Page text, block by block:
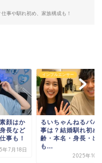
事や馴れ初め、家族構成も！
顔はか
長など
事も！
年7月18日
インフルエンサー
るいちゃんねるパパ
事は？結婚馴れ初め
齢・本名・身長・出
も...
2025年10